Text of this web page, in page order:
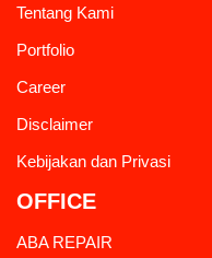
Tentang Kami
Portfolio
Career
Disclaimer
Kebijakan dan Privasi
OFFICE
ABA REPAIR